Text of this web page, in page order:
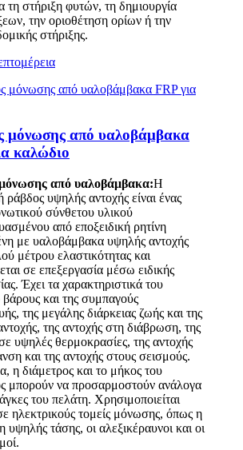
τη στήριξη φυτών, τη δημιουργία
την οριοθέτηση ορίων ή την
στήριξης.
μόνωσης από υαλοβάμβακα
καλώδιο
από υαλοβάμβακα:Η
ράβδος υψηλής αντοχής είναι ένας
σύνθετου υλικού
από εποξειδική ρητίνη
με υαλοβάμβακα υψηλής αντοχής
μέτρου ελαστικότητας και
σε επεξεργασία μέσω ειδικής
Έχει τα χαρακτηριστικά του
και της συμπαγούς
της μεγάλης διάρκειας ζωής και της
της αντοχής στη διάβρωση, της
υψηλές θερμοκρασίες, της αντοχής
και της αντοχής στους σεισμούς.
η διάμετρος και το μήκος του
μπορούν να προσαρμοστούν ανάλογα
του πελάτη. Χρησιμοποιείται
ηλεκτρικούς τομείς μόνωσης, όπως η
υψηλής τάσης, οι αλεξικέραυνοι και οι